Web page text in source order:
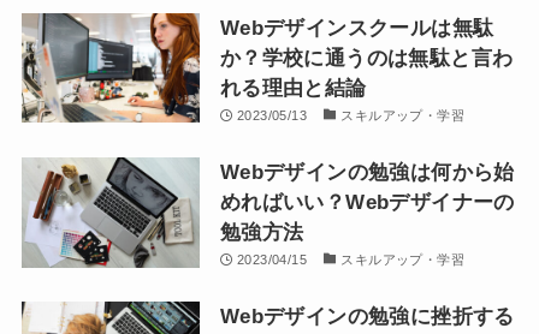
Webデザインスクールは無駄
か？学校に通うのは無駄と言わ
れる理由と結論
2023/05/13 スキルアップ・学習
Webデザインの勉強は何から始
めればいい？Webデザイナーの
勉強方法
2023/04/15 スキルアップ・学習
Webデザインの勉強に挫折する